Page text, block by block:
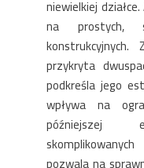
niewielkiej
na prostych,
przykryta
podkreśla jego
wpływa na
późniejszej